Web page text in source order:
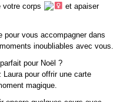
?
votre corps
et apaiser
pour vous accompagner dans
inoubliables avec vous.
pour Noël ?
pour offrir une carte
magique.